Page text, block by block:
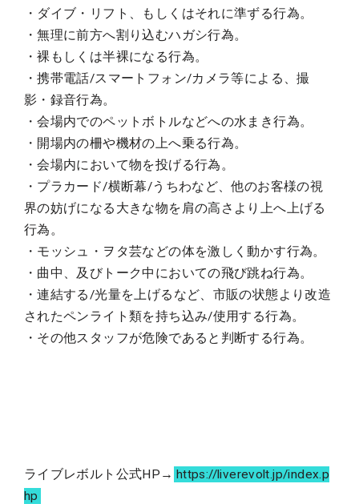
・ダイブ・リフト、もしくはそれに準ずる行為。
・無理に前方へ割り込むハガシ行為。
・裸もしくは半裸になる行為。
・携帯電話/スマートフォン/カメラ等による、撮
影・録音行為。
・会場内でのペットボトルなどへの水まき行為。
・開場内の柵や機材の上へ乗る行為。
・会場内において物を投げる行為。
・プラカード/横断幕/うちわなど、他のお客様の視
界の妨げになる大きな物を肩の高さより上へ上げる
行為。
・モッシュ・ヲタ芸などの体を激しく動かす行為。
・曲中、及びトーク中においての飛び跳ね行為。
・連結する/光量を上げるなど、市販の状態より改造
されたペンライト類を持ち込み/使用する行為。
・その他スタッフが危険であると判断する行為。
ライブレボルト公式HP→ https://liverevolt.jp/index.p
hp